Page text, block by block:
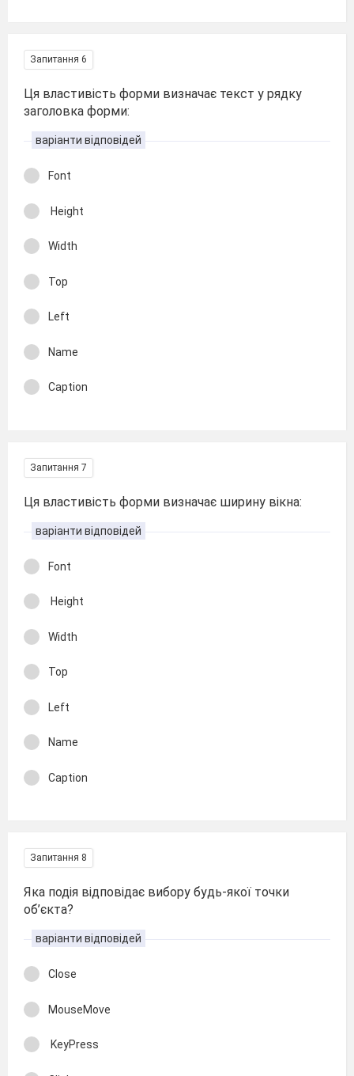
Запитання 6
Ця властивість форми визначає текст у рядку
заголовка форми:
варіанти відповідей
Font
Height
Width
Top
Left
Name
Caption
Запитання 7
Ця властивість форми визначає ширину вікна:
варіанти відповідей
Font
Height
Width
Top
Left
Name
Caption
Запитання 8
Яка подія відповідає вибору будь-якої точки
об’єкта?
варіанти відповідей
Close
MouseMove
KeyPress